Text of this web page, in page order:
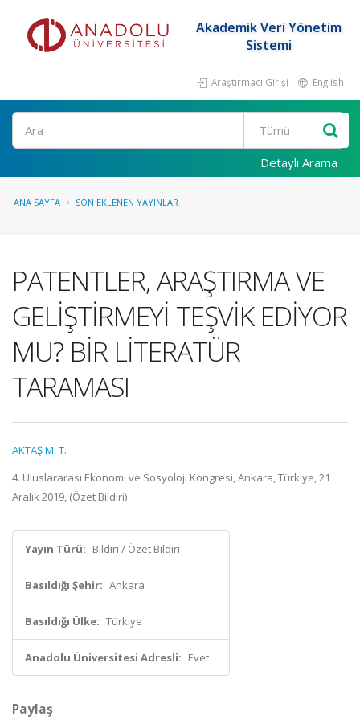
Akademik Veri Yönetim
Sistemi
Araştırmacı Girişi English
Ara
Detaylı Arama
ANA SAYFA SON EKLENEN YAYINLAR
PATENTLER, ARAŞTIRMA VE
GELİŞTİRMEYİ TEŞVİK EDİYOR
MU? BİR LİTERATÜR
TARAMASI
AKTAŞ M. T.
4. Uluslararası Ekonomi ve Sosyoloji Kongresi, Ankara, Türkiye, 21
Aralık 2019, (Özet Bildiri)
Yayın Türü: Bildiri / Özet Bildiri
Basıldığı Şehir: Ankara
Basıldığı Ülke: Türkiye
Anadolu Üniversitesi Adresli: Evet
Paylaş